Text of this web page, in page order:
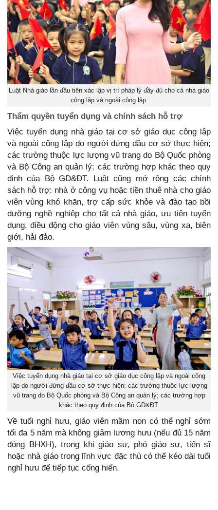
Luật Nhà giáo lần đầu tiên xác lập vị trí pháp lý đầy đủ cho cả nhà giáo
công lập và ngoài công lập.
Thẩm quyền tuyển dụng và chính sách hỗ trợ
Việc tuyển dụng nhà giáo tại cơ sở giáo dục công lập
và ngoài công lập do người đứng đầu cơ sở thực hiện;
các trường thuộc lực lượng vũ trang do Bộ Quốc phòng
và Bộ Công an quản lý; các trường hợp khác theo quy
định của Bộ GD&ĐT. Luật cũng mở rộng các chính
sách hỗ trợ: nhà ở công vụ hoặc tiền thuê nhà cho giáo
viên vùng khó khăn, trợ cấp sức khỏe và đào tạo bồi
dưỡng nghề nghiệp cho tất cả nhà giáo, ưu tiên tuyển
dụng, điều động cho giáo viên vùng sâu, vùng xa, biên
giới, hải đảo.
Việc tuyển dụng nhà giáo tại cơ sở giáo dục công lập và ngoài công
lập do người đứng đầu cơ sở thực hiện; các trường thuộc lực lượng
vũ trang do Bộ Quốc phòng và Bộ Công an quản lý; các trường hợp
khác theo quy định của Bộ GD&ĐT.
Về tuổi nghỉ hưu, giáo viên mầm non có thể nghỉ sớm
tối đa 5 năm mà không giảm lương hưu (nếu đủ 15 năm
đóng BHXH), trong khi giáo sư, phó giáo sư, tiến sĩ
hoặc nhà giáo trong lĩnh vực đặc thù có thể kéo dài tuổi
nghỉ hưu để tiếp tục cống hiến.